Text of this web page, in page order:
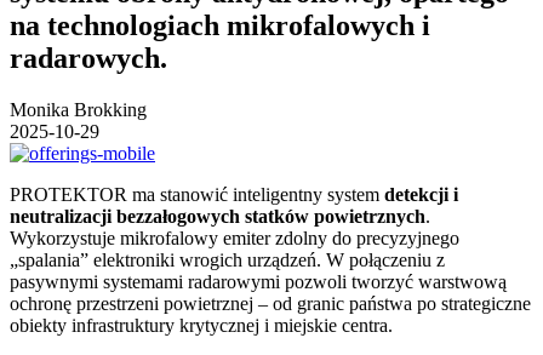
na technologiach mikrofalowych i
radarowych.
Monika Brokking
2025-10-29
PROTEKTOR ma stanowić inteligentny system detekcji i
neutralizacji bezzałogowych statków powietrznych.
Wykorzystuje mikrofalowy emiter zdolny do precyzyjnego
„spalania” elektroniki wrogich urządzeń. W połączeniu z
pasywnymi systemami radarowymi pozwoli tworzyć warstwową
ochronę przestrzeni powietrznej – od granic państwa po strategiczne
obiekty infrastruktury krytycznej i miejskie centra.